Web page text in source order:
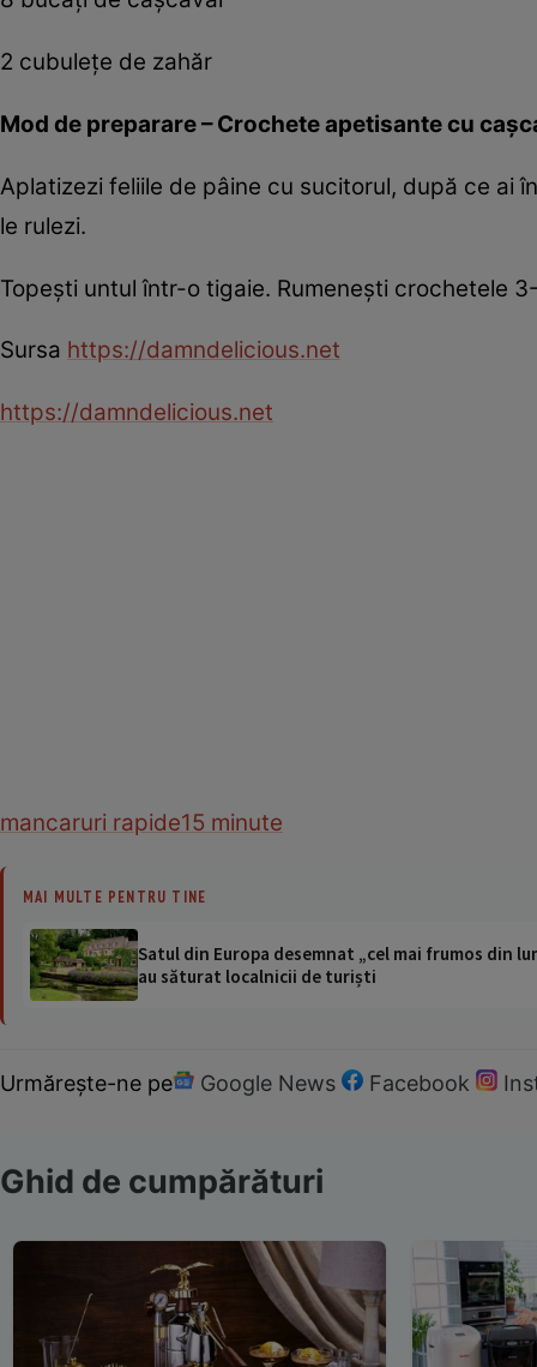
2 cubuleţe de zahăr
Mod de preparare – Crochete apetisante cu
Aplatizezi feliile de pâine cu sucitorul, după ce ai
le rulezi.
Topeşti untul într-o tigaie. Rumeneşti crochetele
Sursa https://damndelicious.net
https://damndelicious.net
mancaruri rapide15 minute
MAI MULTE PENTRU TINE
Satul din Europa desemnat „cel mai frumos din
au săturat localnicii de turiști
Urmărește-ne pe Google News Facebook
Ghid de cumpărături